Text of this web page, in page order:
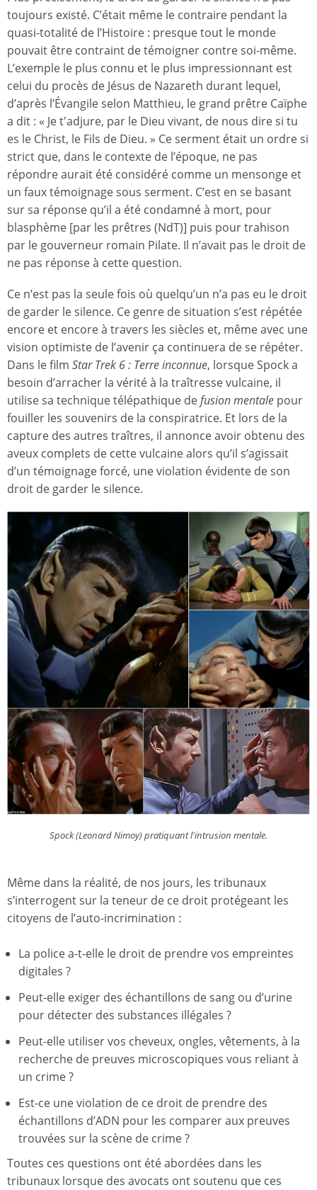
toujours existé. C’était même le contraire pendant la
quasi-totalité de l’Histoire : presque tout le monde
pouvait être contraint de témoigner contre soi-même.
L’exemple le plus connu et le plus impressionnant est
celui du procès de Jésus de Nazareth durant lequel,
d’après l’Évangile selon Matthieu, le grand prêtre Caïphe
a dit : « Je t'adjure, par le Dieu vivant, de nous dire si tu
es le Christ, le Fils de Dieu. » Ce serment était un ordre si
strict que, dans le contexte de l’époque, ne pas
répondre aurait été considéré comme un mensonge et
un faux témoignage sous serment. C’est en se basant
sur sa réponse qu’il a été condamné à mort, pour
blasphème [par les prêtres (NdT)] puis pour trahison
par le gouverneur romain Pilate. Il n’avait pas le droit de
ne pas réponse à cette question.
Ce n’est pas la seule fois où quelqu’un n’a pas eu le droit
de garder le silence. Ce genre de situation s’est répétée
encore et encore à travers les siècles et, même avec une
vision optimiste de l’avenir ça continuera de se répéter.
Dans le film Star Trek 6 : Terre inconnue, lorsque Spock a
besoin d’arracher la vérité à la traîtresse vulcaine, il
utilise sa technique télépathique defusion mentale pour
fouiller les souvenirs de la conspiratrice. Et lors de la
capture des autres traîtres, il annonce avoir obtenu des
aveux complets de cette vulcaine alors qu’il s’agissait
d’un témoignage forcé, une violation évidente de son
droit de garder le silence.
Spock (Leonard Nimoy) pratiquant l'intrusion mentale.
Même dans la réalité, de nos jours, les tribunaux
s’interrogent sur la teneur de ce droit protégeant les
citoyens de l’auto-incrimination :
La police a-t-elle le droit de prendre vos empreintes
digitales ?
Peut-elle exiger des échantillons de sang ou d’urine
pour détecter des substances illégales ?
Peut-elle utiliser vos cheveux, ongles, vêtements, à la
recherche de preuves microscopiques vous reliant à
un crime ?
Est-ce une violation de ce droit de prendre des
échantillons d’ADN pour les comparer aux preuves
trouvées sur la scène de crime ?
Toutes ces questions ont été abordées dans les
tribunaux lorsque des avocats ont soutenu que ces